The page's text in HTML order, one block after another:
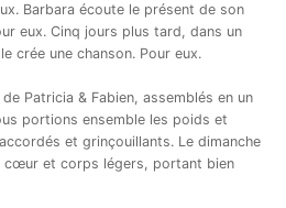
Barbara écoute le présent de son
eux. Cinq jours plus tard, dans un
crée une chanson. Pour eux.
Patricia & Fabien, assemblés en un
portions ensemble les poids et
et grinçouillants. Le dimanche
cœur et corps légers, portant bien